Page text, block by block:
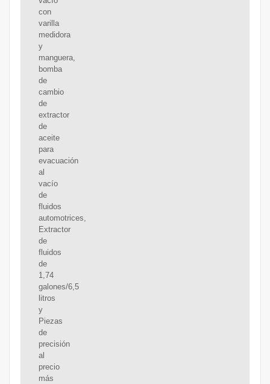
con
varilla
medidora
y
manguera,
bomba
de
cambio
de
extractor
de
aceite
para
evacuación
al
vacío
de
fluidos
automotrices,
Extractor
de
fluidos
de
1,74
galones/6,5
litros
y
Piezas
de
precisión
al
precio
más